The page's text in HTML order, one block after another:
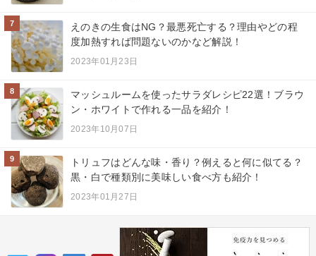
7
えのきの生食はNG？最悪死亡する？理由やどの程
度加熱すれば問題ないのかなど解説！
2023年01月23日
8
マッシュルームを使ったサラダレシピ22選！ブラウ
ン・ホワイトで作れる一品を紹介！
2023年10月07日
9
トリュフはどんな味・香り？例えると何に似てる？
黒・白で種類別に美味しい食べ方も紹介！
2023年01月27日